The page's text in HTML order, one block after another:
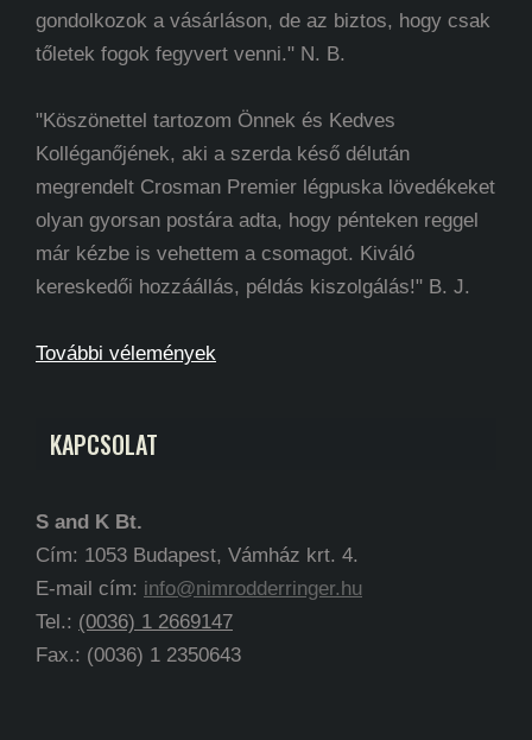
gondolkozok a vásárláson, de az biztos, hogy csak
tőletek fogok fegyvert venni." N. B.
"Köszönettel tartozom Önnek és Kedves
Kolléganőjének, aki a szerda késő délután
megrendelt Crosman Premier légpuska lövedékeket
olyan gyorsan postára adta, hogy pénteken reggel
már kézbe is vehettem a csomagot. Kiváló
kereskedői hozzáállás, példás kiszolgálás!" B. J.
További vélemények
KAPCSOLAT
S and K Bt.
Cím: 1053 Budapest, Vámház krt. 4.
E-mail cím: info@nimrodderringer.hu
Tel.: (0036) 1 2669147
Fax.: (0036) 1 2350643